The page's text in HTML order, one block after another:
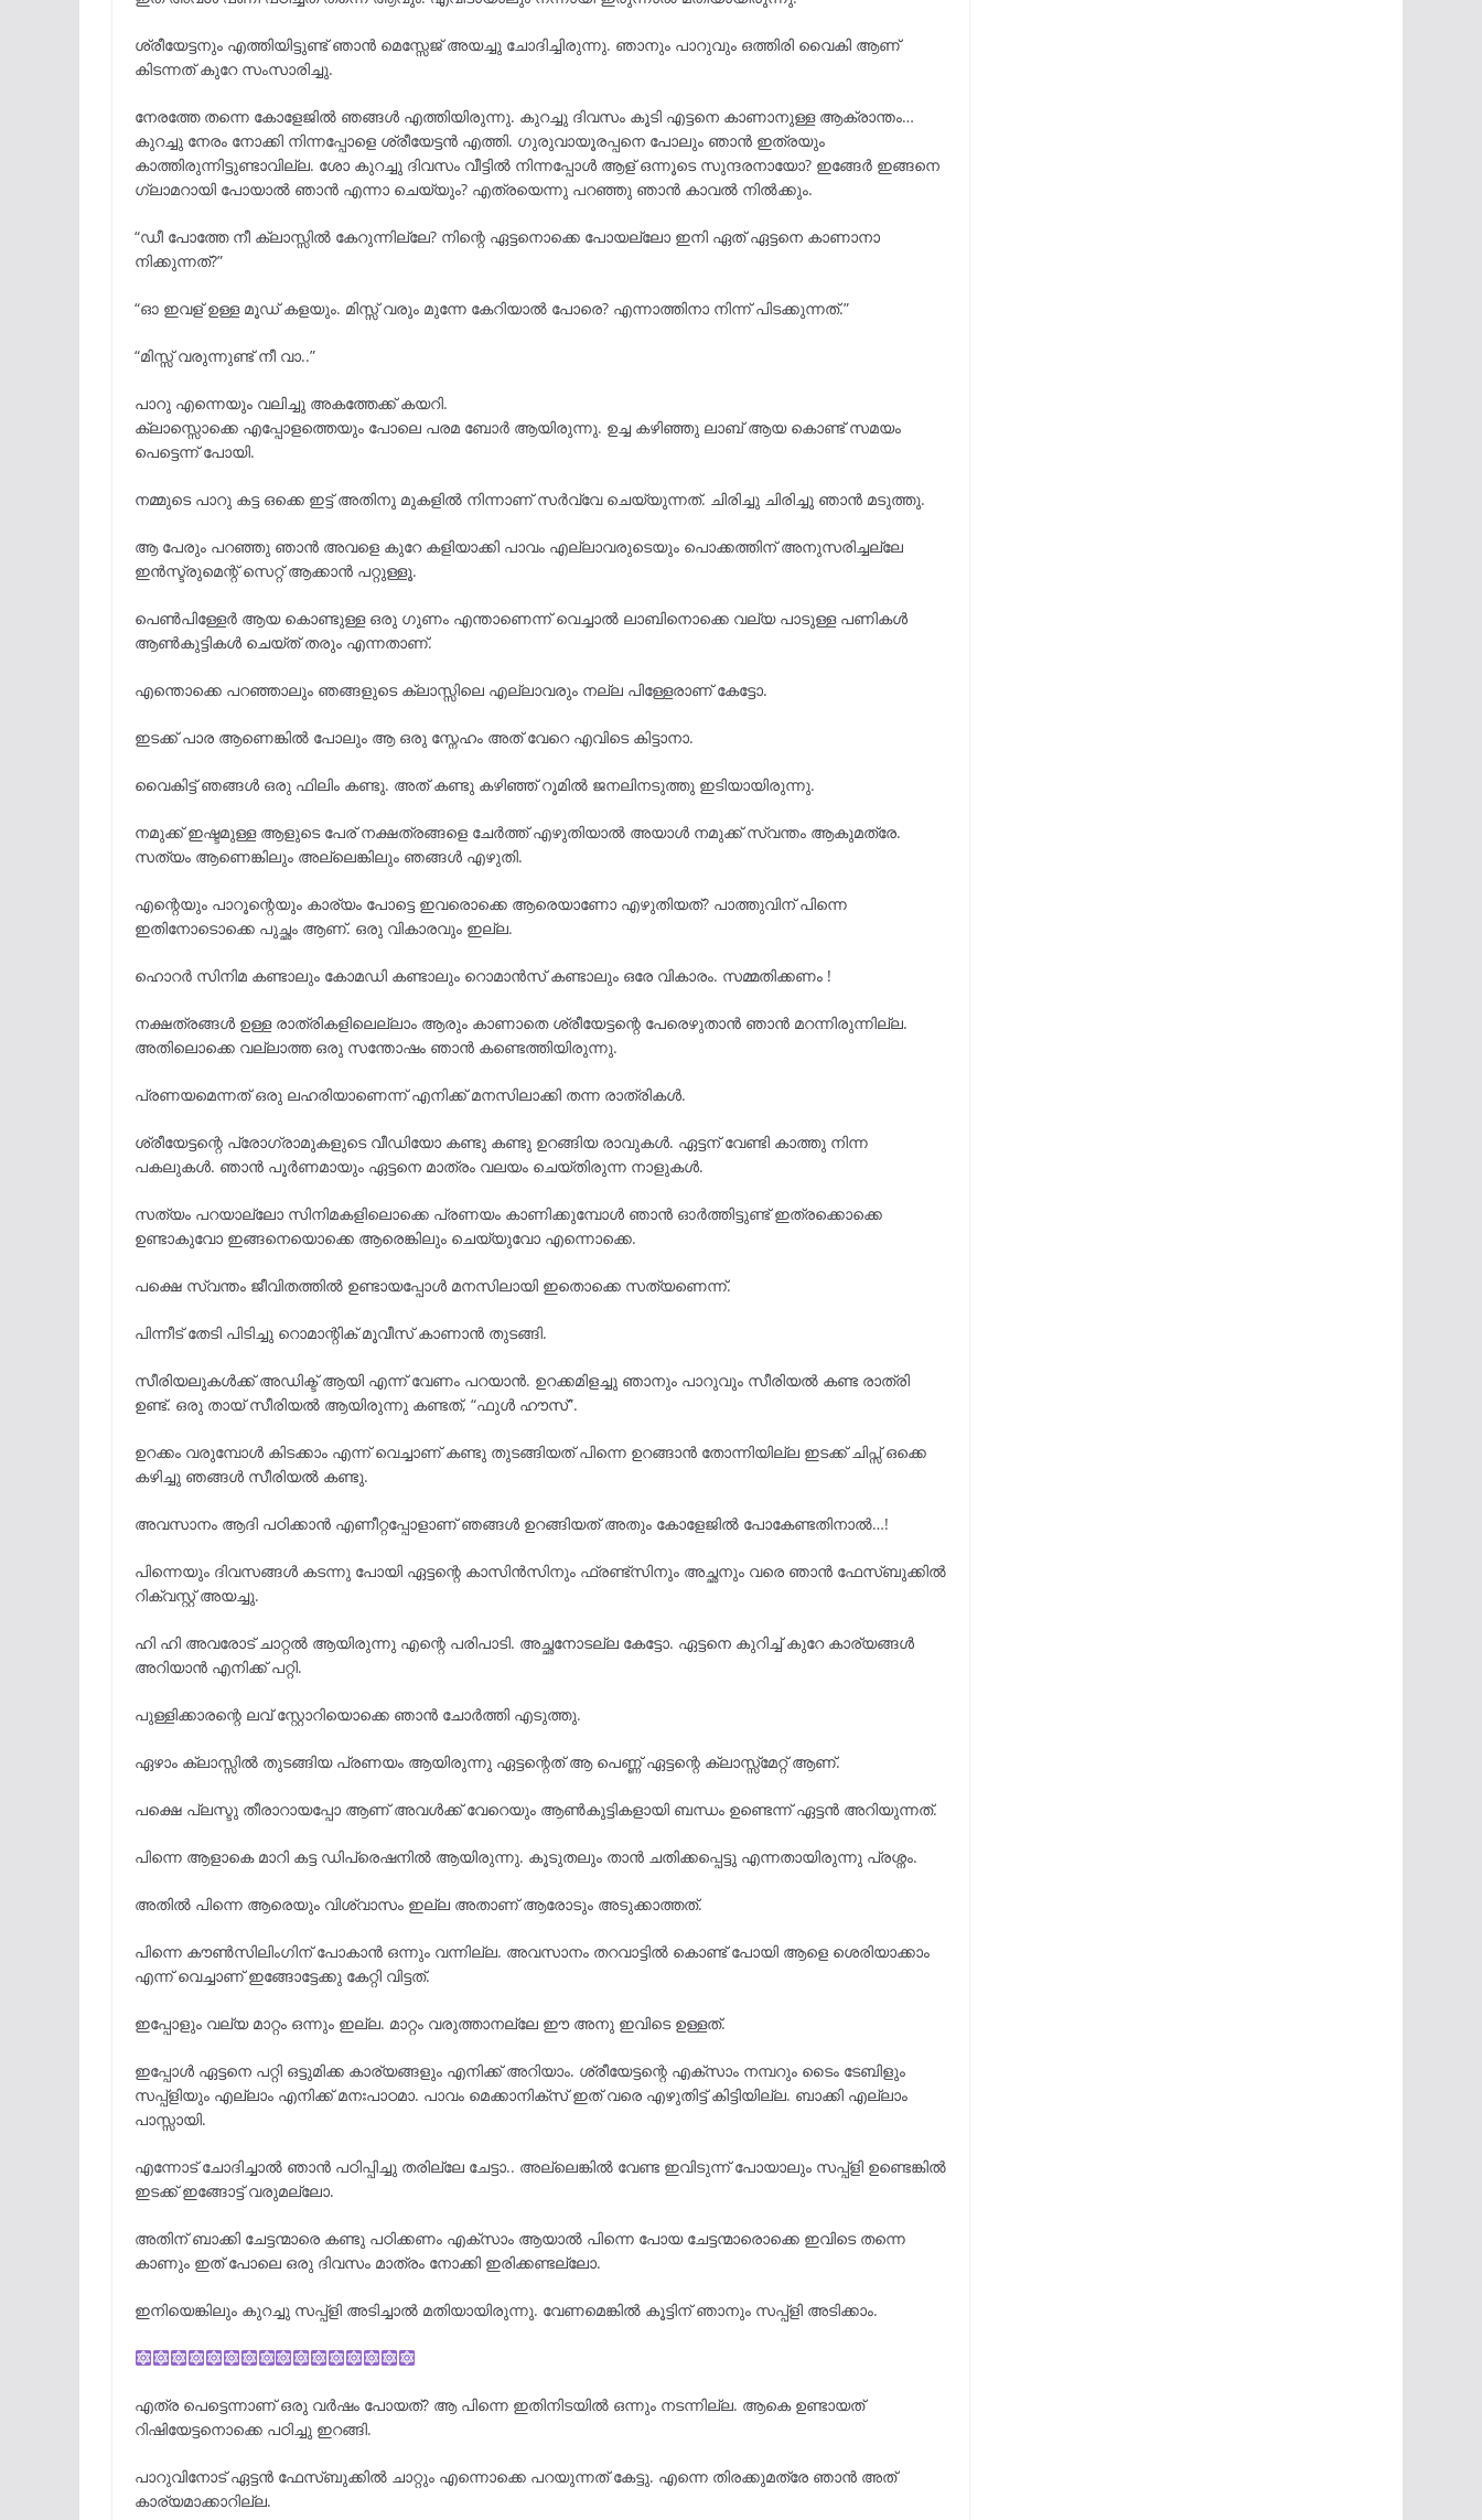
ശ്രീയേട്ടനും എത്തിയിട്ടുണ്ട് ഞാൻ മെസ്സേജ് അയച്ചു ചോദിച്ചിരുന്നു. ഞാനും പാറുവും ഒത്തിരി വൈകി ആണ്
കിടന്നത് കുറേ സംസാരിച്ചു.
നേരത്തേ തന്നെ കോളേജിൽ ഞങ്ങൾ എത്തിയിരുന്നു. കുറച്ചു ദിവസം കൂടി എട്ടനെ കാണാനുള്ള ആക്രാന്തം…
കുറച്ചു നേരം നോക്കി നിന്നപ്പോളെ ശ്രീയേട്ടൻ എത്തി. ഗുരുവായൂരപ്പനെ പോലും ഞാൻ ഇത്രയും
കാത്തിരുന്നിട്ടുണ്ടാവില്ല. ശോ കുറച്ചു ദിവസം വീട്ടിൽ നിന്നപ്പോൾ ആള് ഒന്നൂടെ സുന്ദരനായോ? ഇങ്ങേർ ഇങ്ങനെ
ഗ്ലാമറായി പോയാൽ ഞാൻ എന്നാ ചെയ്യും? എത്രയെന്നു പറഞ്ഞു ഞാൻ കാവൽ നിൽക്കും.
“ഡീ പോത്തേ നീ ക്ലാസ്സിൽ കേറുന്നില്ലേ? നിന്റെ ഏട്ടനൊക്കെ പോയല്ലോ ഇനി ഏത് ഏട്ടനെ കാണാനാ
നിക്കുന്നത്?”
“ഓ ഇവള് ഉള്ള മൂഡ് കളയും. മിസ്സ്‌ വരും മുന്നേ കേറിയാൽ പോരെ? എന്നാത്തിനാ നിന്ന് പിടക്കുന്നത്.”
“മിസ്സ്‌ വരുന്നുണ്ട് നീ വാ..”
പാറു എന്നെയും വലിച്ചു അകത്തേക്ക് കയറി.
ക്ലാസ്സൊക്കെ എപ്പോളത്തെയും പോലെ പരമ ബോർ ആയിരുന്നു. ഉച്ച കഴിഞ്ഞു ലാബ് ആയ കൊണ്ട് സമയം
പെട്ടെന്ന് പോയി.
നമ്മുടെ പാറു കട്ട ഒക്കെ ഇട്ട് അതിനു മുകളിൽ നിന്നാണ് സർവ്വേ ചെയ്യുന്നത്. ചിരിച്ചു ചിരിച്ചു ഞാൻ മടുത്തു.
ആ പേരും പറഞ്ഞു ഞാൻ അവളെ കുറേ കളിയാക്കി പാവം എല്ലാവരുടെയും പൊക്കത്തിന് അനുസരിച്ചല്ലേ
ഇൻസ്ട്രുമെന്റ് സെറ്റ് ആക്കാൻ പറ്റുള്ളൂ.
പെൺപിള്ളേർ ആയ കൊണ്ടുള്ള ഒരു ഗുണം എന്താണെന്ന് വെച്ചാൽ ലാബിനൊക്കെ വല്യ പാടുള്ള പണികൾ
ആൺകുട്ടികൾ ചെയ്ത് തരും എന്നതാണ്.
എന്തൊക്കെ പറഞ്ഞാലും ഞങ്ങളുടെ ക്ലാസ്സിലെ എല്ലാവരും നല്ല പിള്ളേരാണ് കേട്ടോ.
ഇടക്ക് പാര ആണെങ്കിൽ പോലും ആ ഒരു സ്നേഹം അത് വേറെ എവിടെ കിട്ടാനാ.
വൈകിട്ട് ഞങ്ങൾ ഒരു ഫിലിം കണ്ടു. അത് കണ്ടു കഴിഞ്ഞ് റൂമിൽ ജനലിനടുത്തു ഇടിയായിരുന്നു.
നമുക്ക് ഇഷ്ടമുള്ള ആളുടെ പേര് നക്ഷത്രങ്ങളെ ചേർത്ത് എഴുതിയാൽ അയാൾ നമുക്ക് സ്വന്തം ആകുമത്രേ.
സത്യം ആണെങ്കിലും അല്ലെങ്കിലും ഞങ്ങൾ എഴുതി.
എന്റെയും പാറൂന്റെയും കാര്യം പോട്ടെ ഇവരൊക്കെ ആരെയാണോ എഴുതിയത്? പാത്തുവിന് പിന്നെ
ഇതിനോടൊക്കെ പുച്ഛം ആണ്. ഒരു വികാരവും ഇല്ല.
ഹൊറർ സിനിമ കണ്ടാലും കോമഡി കണ്ടാലും റൊമാൻസ് കണ്ടാലും ഒരേ വികാരം. സമ്മതിക്കണം !
നക്ഷത്രങ്ങൾ ഉള്ള രാത്രികളിലെല്ലാം ആരും കാണാതെ ശ്രീയേട്ടന്റെ പേരെഴുതാൻ ഞാൻ മറന്നിരുന്നില്ല.
അതിലൊക്കെ വല്ലാത്ത ഒരു സന്തോഷം ഞാൻ കണ്ടെത്തിയിരുന്നു.
പ്രണയമെന്നത് ഒരു ലഹരിയാണെന്ന് എനിക്ക് മനസിലാക്കി തന്ന രാത്രികൾ.
ശ്രീയേട്ടന്റെ പ്രോഗ്രാമുകളുടെ വീഡിയോ കണ്ടു കണ്ടു ഉറങ്ങിയ രാവുകൾ. ഏട്ടന് വേണ്ടി കാത്തു നിന്ന
പകലുകൾ. ഞാൻ പൂർണമായും ഏട്ടനെ മാത്രം വലയം ചെയ്തിരുന്ന നാളുകൾ.
സത്യം പറയാല്ലോ സിനിമകളിലൊക്കെ പ്രണയം കാണിക്കുമ്പോൾ ഞാൻ ഓർത്തിട്ടുണ്ട് ഇത്രക്കൊക്കെ
ഉണ്ടാകുവോ ഇങ്ങനെയൊക്കെ ആരെങ്കിലും ചെയ്യുവോ എന്നൊക്കെ.
പക്ഷെ സ്വന്തം ജീവിതത്തിൽ ഉണ്ടായപ്പോൾ മനസിലായി ഇതൊക്കെ സത്യണെന്ന്.
പിന്നീട് തേടി പിടിച്ചു റൊമാന്റിക് മൂവീസ് കാണാൻ തുടങ്ങി.
സീരിയലുകൾക്ക് അഡിക്ട് ആയി എന്ന് വേണം പറയാൻ. ഉറക്കമിളച്ചു ഞാനും പാറുവും സീരിയൽ കണ്ട രാത്രി
ഉണ്ട്. ഒരു തായ് സീരിയൽ ആയിരുന്നു കണ്ടത്, “ഫുൾ ഹൗസ്”.
ഉറക്കം വരുമ്പോൾ കിടക്കാം എന്ന് വെച്ചാണ് കണ്ടു തുടങ്ങിയത് പിന്നെ ഉറങ്ങാൻ തോന്നിയില്ല ഇടക്ക് ചിപ്സ് ഒക്കെ
കഴിച്ചു ഞങ്ങൾ സീരിയൽ കണ്ടു.
അവസാനം ആദി പഠിക്കാൻ എണീറ്റപ്പോളാണ് ഞങ്ങൾ ഉറങ്ങിയത് അതും കോളേജിൽ പോകേണ്ടതിനാൽ…!
പിന്നെയും ദിവസങ്ങൾ കടന്നു പോയി ഏട്ടന്റെ കാസിൻസിനും ഫ്രണ്ട്സിനും അച്ഛനും വരെ ഞാൻ ഫേസ്ബുക്കിൽ
റിക്വസ്റ്റ് അയച്ചു.
ഹി ഹി അവരോട് ചാറ്റൽ ആയിരുന്നു എന്റെ പരിപാടി. അച്ഛനോടല്ല കേട്ടോ. ഏട്ടനെ കുറിച്ച് കുറേ കാര്യങ്ങൾ
അറിയാൻ എനിക്ക് പറ്റി.
പുള്ളിക്കാരന്റെ ലവ് സ്റ്റോറിയൊക്കെ ഞാൻ ചോർത്തി എടുത്തു.
ഏഴാം ക്ലാസ്സിൽ തുടങ്ങിയ പ്രണയം ആയിരുന്നു ഏട്ടന്റെത് ആ പെണ്ണ് ഏട്ടന്റെ ക്ലാസ്സ്‌മേറ്റ് ആണ്.
പക്ഷെ പ്ലസ്ടു തീരാറായപ്പോ ആണ് അവൾക്ക് വേറെയും ആൺകുട്ടികളായി ബന്ധം ഉണ്ടെന്ന് ഏട്ടൻ അറിയുന്നത്.
പിന്നെ ആളാകെ മാറി കട്ട ഡിപ്രെഷനിൽ ആയിരുന്നു. കൂടുതലും താൻ ചതിക്കപ്പെട്ടു എന്നതായിരുന്നു പ്രശ്നം.
അതിൽ പിന്നെ ആരെയും വിശ്വാസം ഇല്ല അതാണ് ആരോടും അടുക്കാത്തത്.
പിന്നെ കൗൺസിലിംഗിന് പോകാൻ ഒന്നും വന്നില്ല. അവസാനം തറവാട്ടിൽ കൊണ്ട് പോയി ആളെ ശെരിയാക്കാം
എന്ന് വെച്ചാണ് ഇങ്ങോട്ടേക്കു കേറ്റി വിട്ടത്.
ഇപ്പോളും വല്യ മാറ്റം ഒന്നും ഇല്ല. മാറ്റം വരുത്താനല്ലേ ഈ അനു ഇവിടെ ഉള്ളത്.
ഇപ്പോൾ ഏട്ടനെ പറ്റി ഒട്ടുമിക്ക കാര്യങ്ങളും എനിക്ക് അറിയാം. ശ്രീയേട്ടന്റെ എക്സാം നമ്പറും ടൈം ടേബിളും
സപ്പ്ളിയും എല്ലാം എനിക്ക് മനഃപാഠമാ. പാവം മെക്കാനിക്സ് ഇത് വരെ എഴുതിട്ട് കിട്ടിയില്ല. ബാക്കി എല്ലാം
പാസ്സായി.
എന്നോട് ചോദിച്ചാൽ ഞാൻ പഠിപ്പിച്ചു തരില്ലേ ചേട്ടാ.. അല്ലെങ്കിൽ വേണ്ട ഇവിടുന്ന് പോയാലും സപ്പ്ളി ഉണ്ടെങ്കിൽ
ഇടക്ക് ഇങ്ങോട്ട് വരുമല്ലോ.
അതിന് ബാക്കി ചേട്ടന്മാരെ കണ്ടു പഠിക്കണം എക്സാം ആയാൽ പിന്നെ പോയ ചേട്ടന്മാരൊക്കെ ഇവിടെ തന്നെ
കാണും ഇത് പോലെ ഒരു ദിവസം മാത്രം നോക്കി ഇരിക്കണ്ടല്ലോ.
ഇനിയെങ്കിലും കുറച്ചു സപ്പ്ളി അടിച്ചാൽ മതിയായിരുന്നു. വേണമെങ്കിൽ കൂട്ടിന് ഞാനും സപ്പ്ളി അടിക്കാം.
എത്ര പെട്ടെന്നാണ് ഒരു വർഷം പോയത്? ആ പിന്നെ ഇതിനിടയിൽ ഒന്നും നടന്നില്ല. ആകെ ഉണ്ടായത്
റിഷിയേട്ടനൊക്കെ പഠിച്ചു ഇറങ്ങി.
പാറുവിനോട് ഏട്ടൻ ഫേസ്ബുക്കിൽ ചാറ്റും എന്നൊക്കെ പറയുന്നത് കേട്ടു. എന്നെ തിരക്കുമത്രേ ഞാൻ അത്
കാര്യമാക്കാറില്ല.